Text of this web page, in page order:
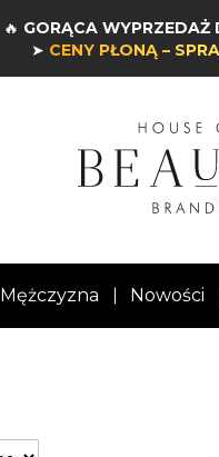
🔥 GORĄCA WYPRZEDAŻ
➤ CENY PŁONĄ –
Mężczyzna Nowości